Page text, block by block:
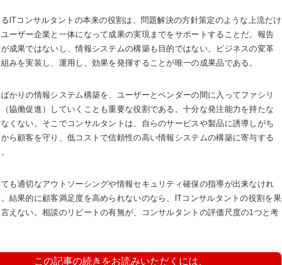
ITコンサルタントの本来の役割は、問題解決の方針策定のような上流だけ
ーザー企業と一体になって成果の実現までをサポートすることだ。報告
成果ではないし、情報システムの構築も目的ではない。ビジネスの変革
みを実装し、運用し、効果を発揮することが唯一の成果品である。
かりの情報システム構築を、ユーザーとベンダーの間に入ってファシリ
協働促進）していくことも重要な役割である。十分な発注能力を持たな
くない。そこでコンサルタントは、自らのサービスや製品に誘導しがち
ら顧客を守り、低コストで信頼性の高い情報システムの構築に寄与する
も適切なアウトソーシングや情報セキュリティ確保の指導が出来なけれ
結果的に顧客満足度を高められないのなら、ITコンサルタントの役割を果
えない。相談のリピートの有無が、コンサルタントの評価尺度の1つと考
この記事の続きをお読みいただくには、